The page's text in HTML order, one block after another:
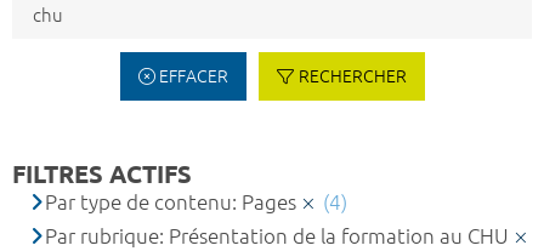
EFFACER RECHERCHER
FILTRES ACTIFS
Par type de contenu: Pages
(4)
Par rubrique: Présentation de la formation au CHU